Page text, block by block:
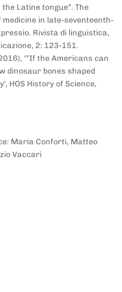
Latine tongue”. The
in late-seventeenth-
Rivista di linguistica,
2: 123-151.
‘”If the Americans can
dinosaur bones shaped
HOS History of Science,
Maria Conforti, Matteo
Vaccari